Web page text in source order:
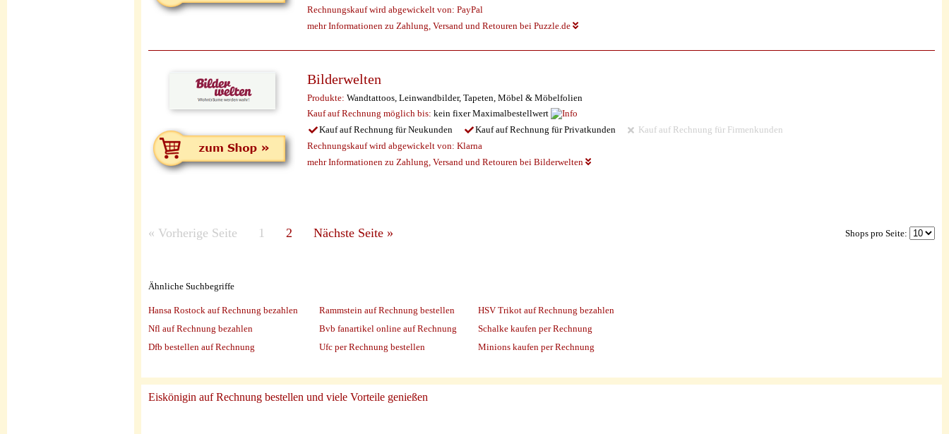
Rechnungskauf wird abgewickelt von: PayPal
mehr Informationen zu Zahlung, Versand und Retouren bei Puzzle.de
Bilderwelten
Produkte: Wandtattoos, Leinwandbilder, Tapeten, Möbel & Möbelfolien
Kauf auf Rechnung möglich bis: kein fixer Maximalbestellwert
Kauf auf Rechnung für Neukunden
Kauf auf Rechnung für Privatkunden
Kauf auf Rechnung für Firmenkunden
Rechnungskauf wird abgewickelt von: Klarna
mehr Informationen zu Zahlung, Versand und Retouren bei Bilderwelten
« Vorherige Seite 1 2 Nächste Seite » Shops pro Seite:
Ähnliche Suchbegriffe
Hansa Rostock auf Rechnung bezahlen
Nfl auf Rechnung bezahlen
Dfb bestellen auf Rechnung
Rammstein auf Rechnung bestellen
Bvb fanartikel online auf Rechnung
Ufc per Rechnung bestellen
HSV Trikot auf Rechnung bezahlen
Schalke kaufen per Rechnung
Minions kaufen per Rechnung
Eiskönigin auf Rechnung bestellen und viele Vorteile genießen